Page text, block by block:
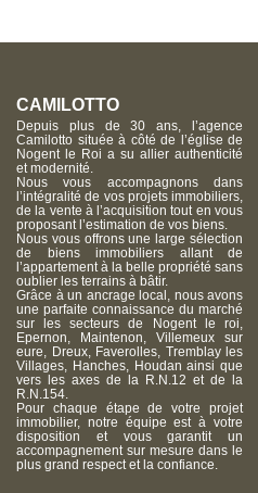
CAMILOTTO
Depuis plus de 30 ans, l’agence
Camilotto située à côté de l’église de
Nogent le Roi a su allier authenticité
et modernité.
Nous vous accompagnons dans
l’intégralité de vos projets immobiliers,
de la vente à l’acquisition tout en vous
proposant l’estimation de vos biens.
Nous vous offrons une large sélection
de biens immobiliers allant de
l’appartement à la belle propriété sans
oublier les terrains à bâtir.
Grâce à un ancrage local, nous avons
une parfaite connaissance du marché
sur les secteurs de Nogent le roi,
Epernon, Maintenon, Villemeux sur
eure, Dreux, Faverolles, Tremblay les
Villages, Hanches, Houdan ainsi que
vers les axes de la R.N.12 et de la
R.N.154.
Pour chaque étape de votre projet
immobilier, notre équipe est à votre
disposition et vous garantit un
accompagnement sur mesure dans le
plus grand respect et la confiance.